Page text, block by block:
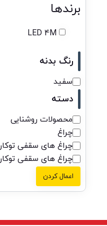
برندها
LED 4M
رنگ بدنه
سفید
دسته
محصولات روشنایی
چراغ
چراغ های سقفی توکار
چراغ های سقفی توکار LED 4M
اعمال کردن